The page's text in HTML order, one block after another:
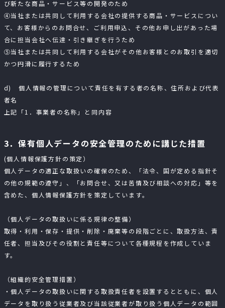
び新たな商品・サービス等の開発のため
④当社または共同して利用する会社の提供する商品・サービスについ
て、お客様からのお問合せ、ご利用申込、その他お申し出があった場
合に担当会社へ伝達・引き継ぎを行うため
⑤当社または共同して利用する会社がその他お客様とのお取引を適切
かつ円滑に履行するため
d) 個人情報の管理について責任を有する者の名称、住所および代表
者名
上記「1．事業者の名称」と同内容
3．保有個人データの安全管理のために講じた措置
(個人情報保護方針の策定）
個人データの適正な取扱いの確保のため、「法令、国が定める指針そ
の他の規範の遵守」、「お問合せ、又は苦情及び相談への対応」等を
含めた、個人情報保護方針を策定しています。
（個人データの取扱いに係る規律の整備）
取得・利用・保存・提供・削除・廃棄等の段階ごとに、取扱方法、責
任者、担当及びその役割と責任等について各種規程を作成していま
す。
（組織的安全管理措置）
・個人データの取扱いに関する取扱責任者を設置するとともに、個人
データを取り扱う従業者及び当該従業者が取り扱う個人データの範囲